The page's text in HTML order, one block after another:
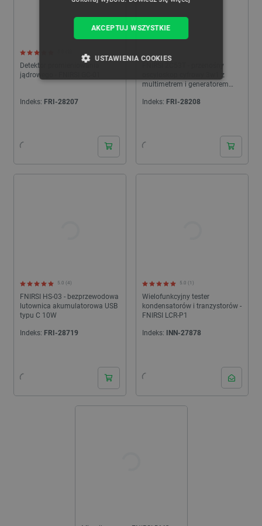
Detektor promieniowania
jądrowego - FNIRSI GC-01
Indeks: FRI-28207
FNIRSI 2C53T - przenośny
oscyloskop cyfrowy 3w1 z
multimetrem i generatorem
Indeks: FRI-28208
FNIRSI HS-03 - bezprzewodowa
lutownica akumulatorowa USB
typu C 10W
5.0 (4)
Indeks: FRI-28719
Wielofunkcyjny tester
kondensatorów i tranzystorów -
FNIRSI LCR-P1
5.0 (1)
Indeks: INN-27878
AKCEPTUJ WSZYSTKIE
USTAWIENIA COOKIES
WYDAJNOŚĆ
FUNKCJONALNOŚĆ
Nazwa
Domena
PrestaShop-[abcdef0123456789]{32}